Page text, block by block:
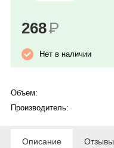
268Р
Нет в наличии
Объем:
Производитель:
Описание Отзывы